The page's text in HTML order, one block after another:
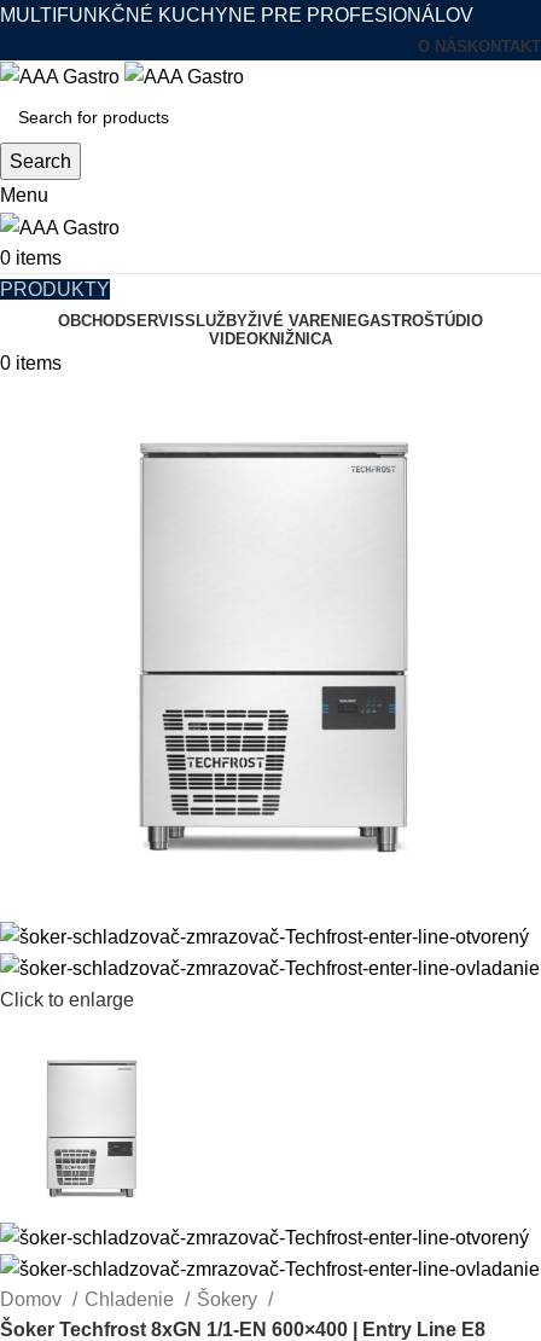
MULTIFUNKČNÉ KUCHYNE PRE PROFESIONÁLOV
O NÁS KONTAKT
Search
Menu
0 items
PRODUKTY
OBCHODSERVISSLUŽBYŽIVÉ VARENIEGASTROŠTÚDIO
VIDEOKNIŽNICA
0 items
Click to enlarge
Domov Chladenie
Šokery
Šoker Techfrost 8xGN 1/1-EN 600×400 | Entry Line E8